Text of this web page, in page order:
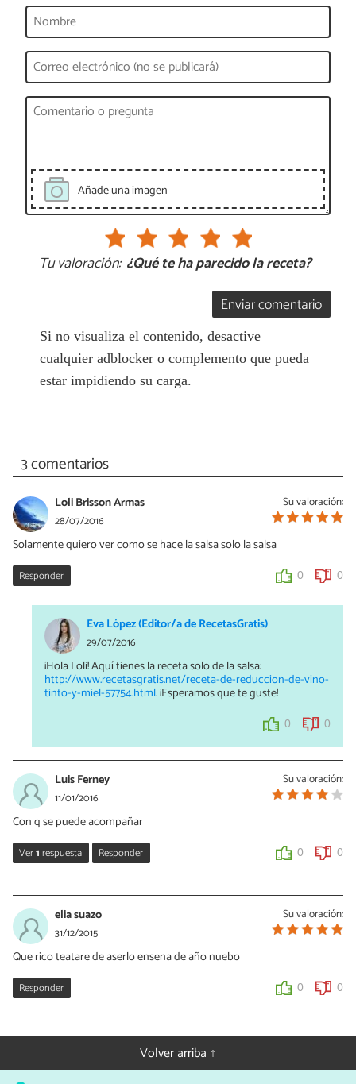
Añade una imagen
Tu valoración: ¿Qué te ha parecido la receta?
Enviar comentario
Si no visualiza el contenido, desactive
cualquier adblocker o complemento que pueda
estar impidiendo su carga.
3 comentarios
Su valoración:
Loli Brisson Armas
28/07/2016
Solamente quiero ver como se hace la salsa solo la salsa
Responder 0 0
Eva López (Editor/a de RecetasGratis)
29/07/2016
¡Hola Loli! Aquí tienes la receta solo de la salsa:
http://www.recetasgratis.net/receta-de-reduccion-de-vino-
tinto-y-miel-57754.html. ¡Esperamos que te guste!
0 0
Su valoración:
Luis Ferney
11/01/2016
Con q se puede acompañar
Ver1respuesta Responder 0 0
Hola Luis, tal como lo recomienda la receta, puedes acompañar el
solomillo con una brocheta de verduras o también con un poco
de pué de patatashttp://www.recetasgratis.net/receta-de-pure-
Su valoración:
elia suazo
31/12/2015
Que rico teatare de aserlo ensena de año nuebo
Responder 0 0
Volver arriba ↑